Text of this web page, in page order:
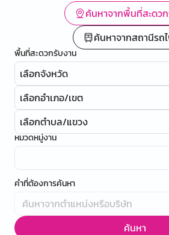
ค้นหาจากพื้นที่สะดว
ค้นหาจากสถานีรถ
พื้นที่สะดวกรับงาน
เลือกจังหวัด
เลือกอำเภอ/เขต
เลือกตำบล/แขวง
หมวดหมู่งาน
คำที่ต้องการค้นหา
ค้นหา